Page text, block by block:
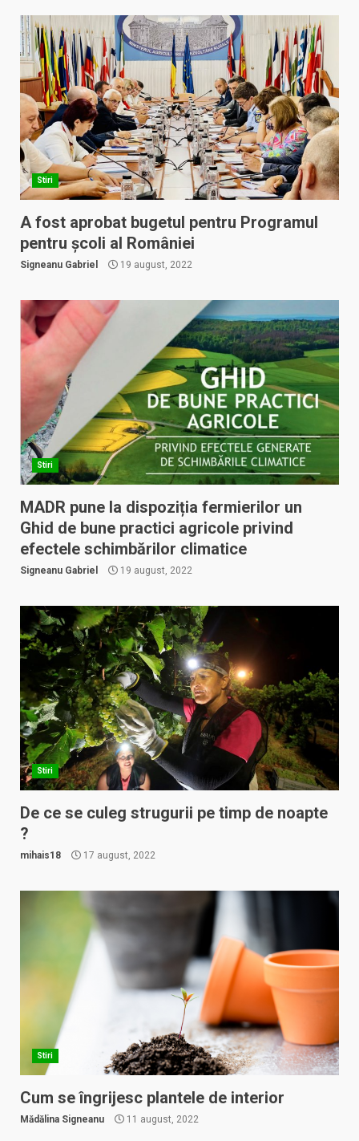
Stiri
A fost aprobat bugetul pentru Programul
pentru școli al României
Signeanu Gabriel 19 august, 2022
Stiri
MADR pune la dispoziția fermierilor un
Ghid de bune practici agricole privind
efectele schimbărilor climatice
Signeanu Gabriel 19 august, 2022
Stiri
De ce se culeg strugurii pe timp de noapte
?
mihais18 17 august, 2022
Stiri
Cum se îngrijesc plantele de interior
Mădălina Signeanu 11 august, 2022